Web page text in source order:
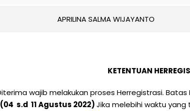
APRILINA SALMA WIJAYANTO
KETENTUAN
wajib melakukan proses Herregistrasi.
s.d 11 Agustus 2022)Jika melebihi waktu